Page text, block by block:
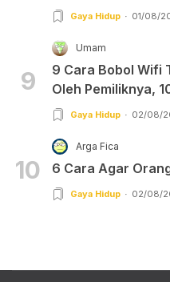
Gaya Hidup 01/08/
9
Umam
9 Cara Bobol Wifi
Oleh Pemiliknya,
Gaya Hidup 02/08/
10
Arga Fica
6 Cara Agar
Gaya Hidup 02/08/